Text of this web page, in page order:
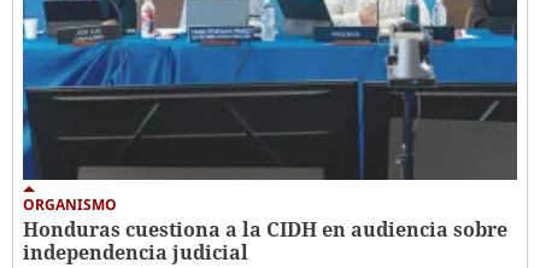
ORGANISMO
Honduras cuestiona a la CIDH en audiencia sobre
independencia judicial